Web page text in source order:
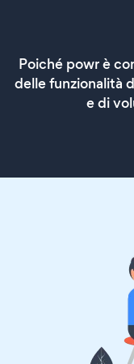
Poiché powr è
delle funzionalità
e di